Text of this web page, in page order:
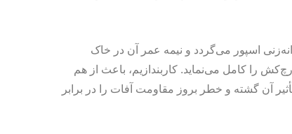
اسپور می‌گردد و نیمه عمر آن در خاک
قارچ‌کش را کامل می‌نماید. کاربندازیم، باعث از هم
آن گشته و خطر بروز مقاومت آفات را در برابر